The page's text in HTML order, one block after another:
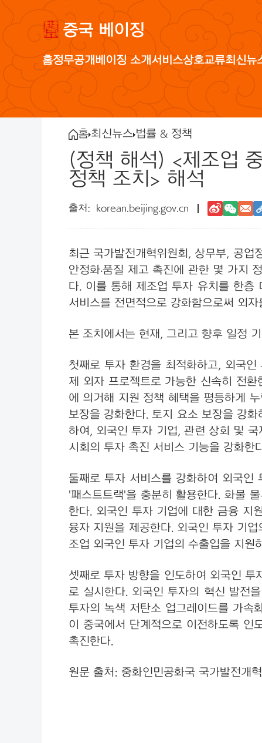
중국 베이징
홈정무공개베이징 소개서비스상호교류최신뉴
홈 최신뉴스 법률 & 정책
(정책 해석) <제조업
정책 조치> 해석
korean.beijing.gov.cn
최근 국가발전개혁위원회, 상무부, 공업
안정화·품질 제고 촉진에 관한 몇 가지
다. 이를 통해 제조업 투자 유치를 한층
서비스를 전면적으로 강화함으로써 외
본 조치에서는 현재, 그리고 향후 일정
첫째로 투자 환경을 최적화하고, 외국
제 외자 프로젝트로 가능한 신속히 전
에 의거해 지원 정책 혜택을 평등하게
보장을 강화한다. 토지 요소 보장을 강
하여, 외국인 투자 기업, 관련 상회 및
시회의 투자 촉진 서비스 기능을 강화한
둘째로 투자 서비스를 강화하여 외국인
'패스트트랙'을 충분히 활용한다. 화물
한다. 외국인 투자 기업에 대한 금융 지
융자 지원을 제공한다. 외국인 투자 기
조업 외국인 투자 기업의 수출입을 지
셋째로 투자 방향을 인도하여 외국인
로 실시한다. 외국인 투자의 혁신 발전
투자의 녹색 저탄소 업그레이드를 가속
이 중국에서 단계적으로 이전하도록 인
촉진한다.
원문 출처: 중화인민공화국 국가발전개